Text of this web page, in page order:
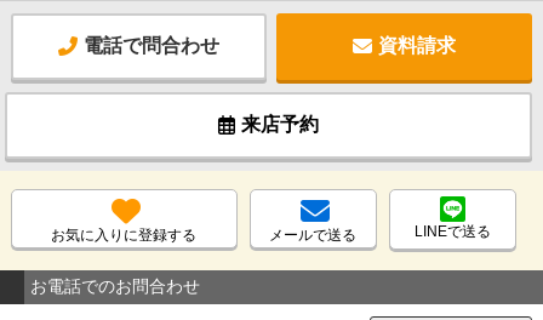
電話で問合わせ 資料請求
来店予約
お気に入りに登録する メールで送る LINEで送る
お電話でのお問合わせ